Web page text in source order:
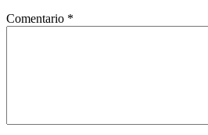
Comentario *